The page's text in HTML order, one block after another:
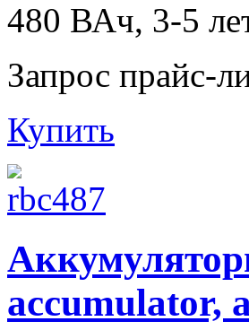
480 ВАч, 3-5
Запрос прайс-
Купить
accumulator,